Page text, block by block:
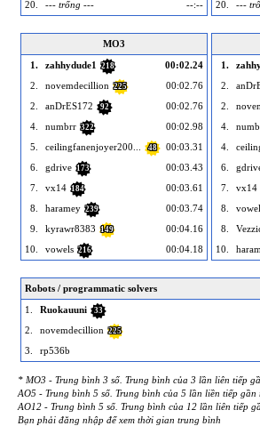
20.
--- trống --- --:--
20.
---
MO3
1.
zahhydude1 218
00:02.24
2.
novemdecillion 225
00:02.76
2.
anDrES172 92
00:02.76
4.
numbrr 322
00:02.98
5.
ceilingfanenjoyer200... 48
00:03.31
6.
gdrive 173
00:03.43
7.
vx14 184
00:03.61
8.
haramey 239
00:03.74
9.
kyrawr8383 149
00:04.16
10.
vowels 216 00:04.18
1.
2.
2.
4.
4.
6.
7.
vx14
8.
8.
10.
Robots / programmatic solvers
1.
Ruokauuni 33
2.
novemdecillion 225
3.
rp536b
* MO3 - Trung bình 3 số. Trung bình của 3 lần liên tiếp
AO5 - Trung bình 5 số. Trung bình của 5 lần liền tiếp
AO12 - Trung bình 5 số. Trung bình của 12 lần liên tiếp
Bạn phải đăng nhập để xem thời gian trung bình